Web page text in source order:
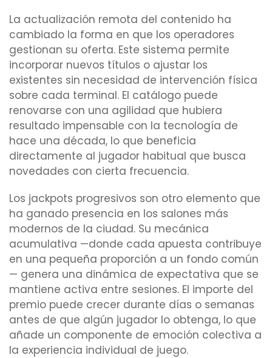
La actualización remota del contenido ha
cambiado la forma en que los operadores
gestionan su oferta. Este sistema permite
incorporar nuevos títulos o ajustar los
existentes sin necesidad de intervención física
sobre cada terminal. El catálogo puede
renovarse con una agilidad que hubiera
resultado impensable con la tecnología de
hace una década, lo que beneficia
directamente al jugador habitual que busca
novedades con cierta frecuencia.
Los jackpots progresivos son otro elemento que
ha ganado presencia en los salones más
modernos de la ciudad. Su mecánica
acumulativa —donde cada apuesta contribuye
en una pequeña proporción a un fondo común
— genera una dinámica de expectativa que se
mantiene activa entre sesiones. El importe del
premio puede crecer durante días o semanas
antes de que algún jugador lo obtenga, lo que
añade un componente de emoción colectiva a
la experiencia individual de juego.